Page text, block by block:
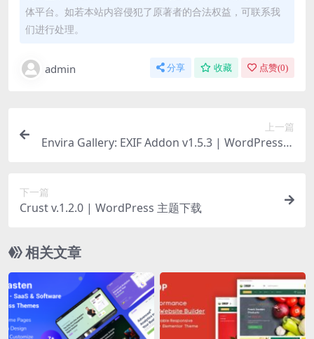
体平台。如若本站内容侵犯了原著者的合法权益，可联系我
们进行处理。
admin 分享 收藏 点赞(0)
上一篇
Envira Gallery: EXIF Addon v1.5.3 | WordPress画
下一篇
Crust v.1.2.0 | WordPress 主题下载
相关文章